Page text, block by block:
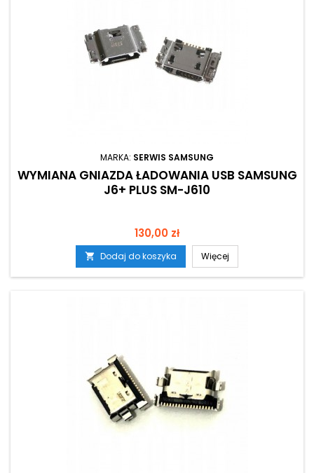
MARKA: SERWIS SAMSUNG
WYMIANA GNIAZDA ŁADOWANIA USB SAMSUNG
J6+ PLUS SM-J610
Cena
130,00 zł
 Dodaj do koszyka Więcej